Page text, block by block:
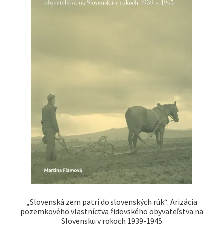
„Slovenská zem patrí do slovenských rúk“. Arizácia
pozemkového vlastníctva židovského obyvateľstva na
Slovensku v rokoch 1939-1945